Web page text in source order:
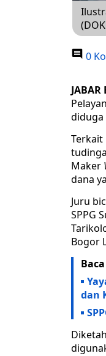
0
JABAR
diduga
Terkait
Maker
dana
Juru
SPPG
Bogor
dan